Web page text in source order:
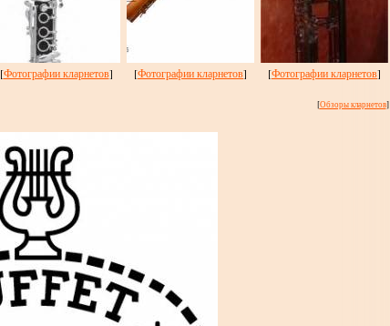
[Фотографии кларнетов] [Фотографии кларнетов] [Фотографии кларнетов]
[Обзоры кларнетов]